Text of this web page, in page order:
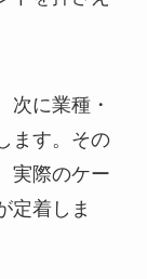
次に業種・
ます。その
実際のケー
定着しま